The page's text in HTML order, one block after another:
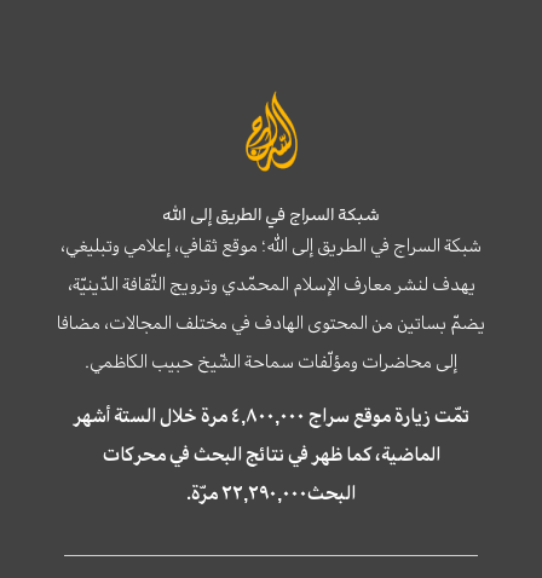
شبكة السراج في الطريق إلى الله
شبكة السراج في الطريق إلى الله؛ موقع ثقافي، إعلامي وتبليغي،
يهدف لنشر معارف الإسلام المحمّدي وترويج الثّقافة الدّينيّة،
يضمّ بساتين من المحتوى الهادف في مختلف المجالات، مضافا
إلى محاضرات ومؤلّفات سماحة الشّيخ حبيب الكاظمي.
تمّت زيارة موقع سراج ٤,٨٠٠,٠٠٠ مرة خلال الستة أشهر
الماضية، كما ظهر في نتائج البحث في محركات
البحث٢٢,٢٩٠,٠٠٠ مرّة.